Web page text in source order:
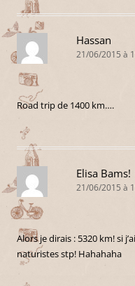
Hassan
21/06/2015 à
Road trip de 1400 km….
Elisa Bams!
21/06/2015 à
Alors je dirais : 5320 km! si
naturistes stp! Hahahaha